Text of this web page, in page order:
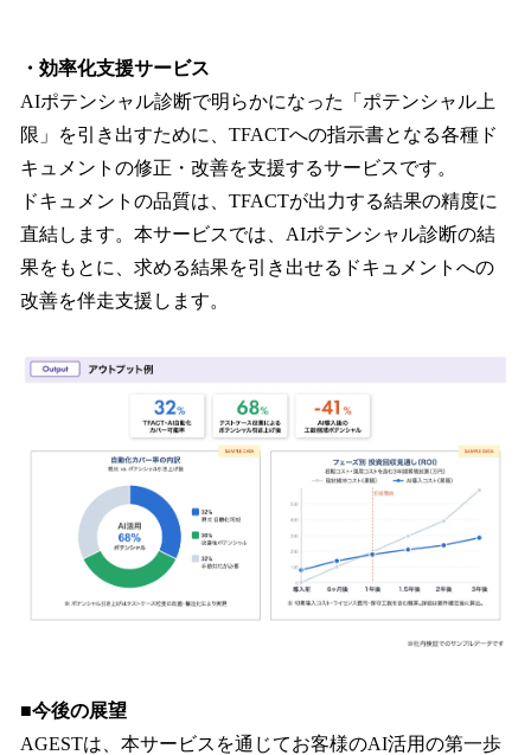
・効率化支援サービス
AIポテンシャル診断で明らかになった「ポテンシャル上
限」を引き出すために、TFACTへの指示書となる各種ド
キュメントの修正・改善を支援するサービスです。
ドキュメントの品質は、TFACTが出力する結果の精度に
直結します。本サービスでは、AIポテンシャル診断の結
果をもとに、求める結果を引き出せるドキュメントへの
改善を伴走支援します。
■今後の展望
AGESTは、本サービスを通じてお客様のAI活用の第一歩